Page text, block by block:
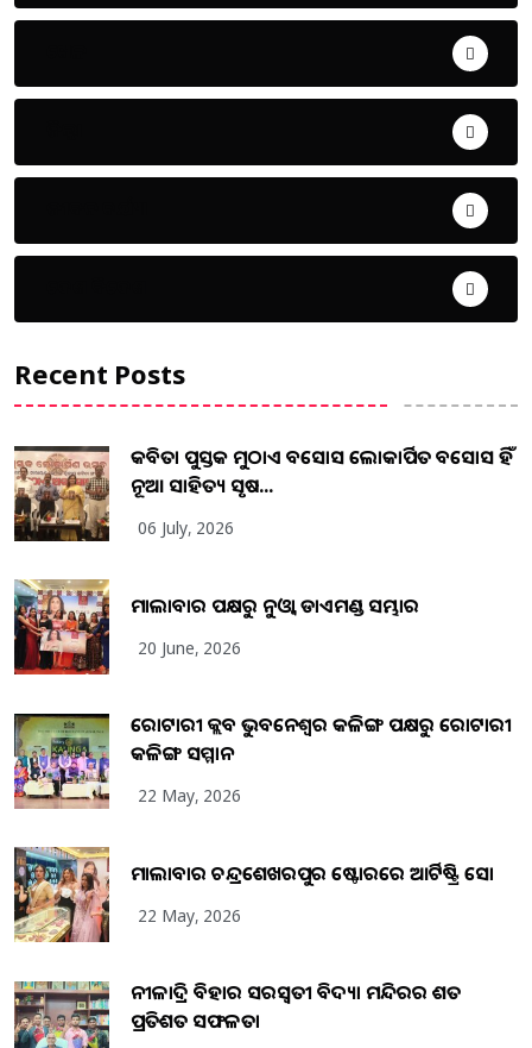
Recent Posts
କବିତା ପୁସ୍ତକ ମୁଠାଏ ଅବସୋସ ଲୋକାର୍ପିତ ଅବସୋସ ହିଁ
ନୂଆ ସାହିତ୍ୟ ସୃଷ...
06 July, 2026
ମାଲାବାର ପକ୍ଷରୁ ନୁଓ୍ବା ଡାଏମଣ୍ଡ ସମ୍ଭାର
20 June, 2026
ରୋଟାରୀ କ୍ଲବ ଭୁବନେଶ୍ୱର କଳିଙ୍ଗ ପକ୍ଷରୁ ରୋଟାରୀ
କଳିଙ୍ଗ ସମ୍ମାନ
22 May, 2026
ମାଲାବାର ଚନ୍ଦ୍ରଶେଖରପୁର ଷ୍ଟୋରରେ ଆର୍ଟିଷ୍ଟ୍ରି ସୋ
22 May, 2026
ନୀଳାଦ୍ରି ବିହାର ସରସ୍ୱତୀ ବିଦ୍ୟା ମନ୍ଦିରର ଶତ
ପ୍ରତିଶତ ସଫଳତା